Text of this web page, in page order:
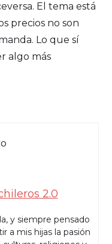
El tema está
precios no son
Lo que sí
algo más
2.0
y siempre pensado
a mis hijas la pasión